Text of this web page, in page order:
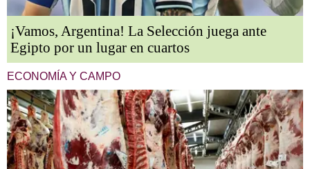
¡Vamos, Argentina! La Selección juega ante
Egipto por un lugar en cuartos
ECONOMÍA Y CAMPO